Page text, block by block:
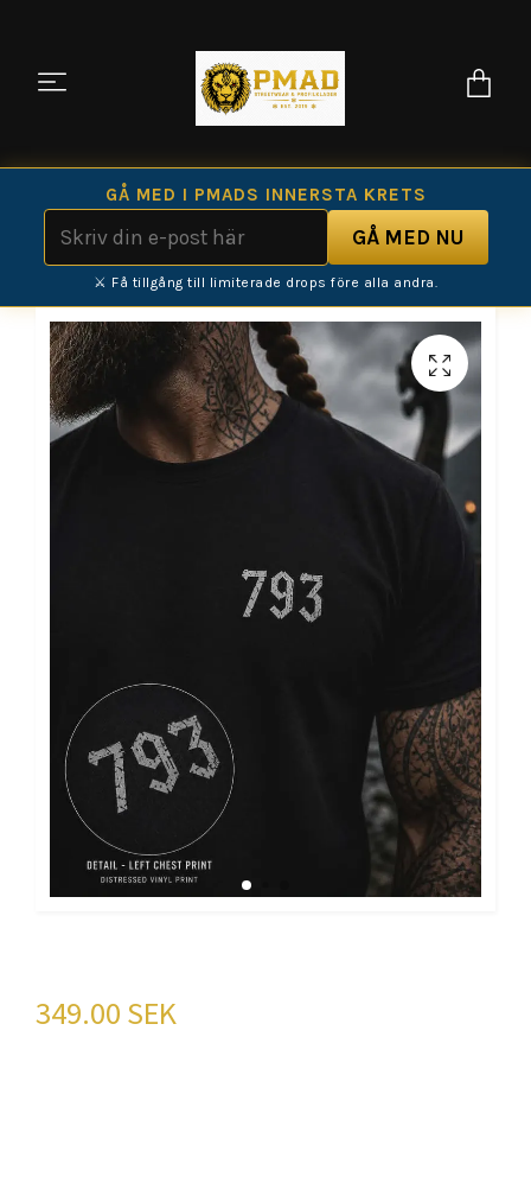
GÅ MED I PMADS INNERSTA KRETS
⚔️ Få tillgång till limiterade drops före alla andra.
349.00 SEK